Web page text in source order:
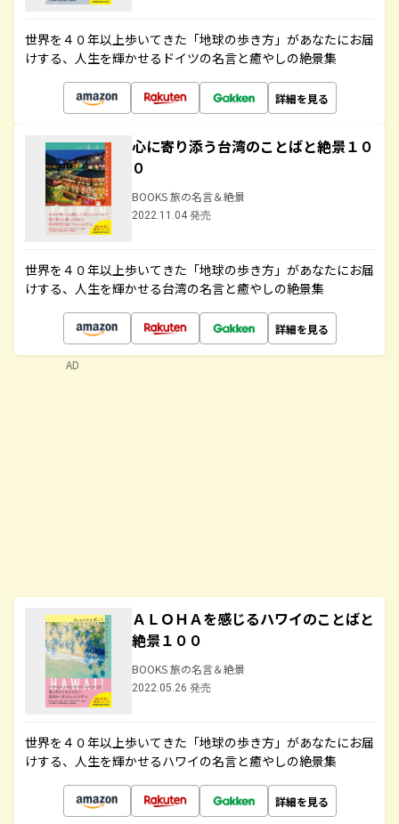
世界を４０年以上歩いてきた「地球の歩き方」があなたにお届
けする、人生を輝かせるドイツの名言と癒やしの絶景集
詳細を見る
心に寄り添う台湾のことばと絶景１０
０
BOOKS 旅の名言＆絶景
2022.11.04 発売
世界を４０年以上歩いてきた「地球の歩き方」があなたにお届
けする、人生を輝かせる台湾の名言と癒やしの絶景集
詳細を見る
ＡＬＯＨＡを感じるハワイのことばと
絶景１００
BOOKS 旅の名言＆絶景
2022.05.26 発売
世界を４０年以上歩いてきた「地球の歩き方」があなたにお届
けする、人生を輝かせるハワイの名言と癒やしの絶景集
詳細を見る
AD